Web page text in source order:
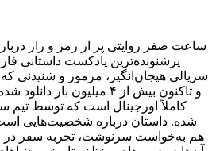
ساعت صفر روایتی پر از رمز و راز
پرشنونده‌ترین پادکست داستانی
و تاکنون بیش از ۴ میلیون
کاملاً اورجینال است که توسط
شده. داستان درباره شخصیت‌هایی است
هم به‌خواست سرنوشت، تجربه سفر در